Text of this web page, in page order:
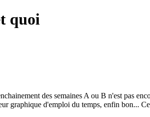
quoi
des semaines A ou B n'est pas
graphique d'emploi du temps, enfin bon...